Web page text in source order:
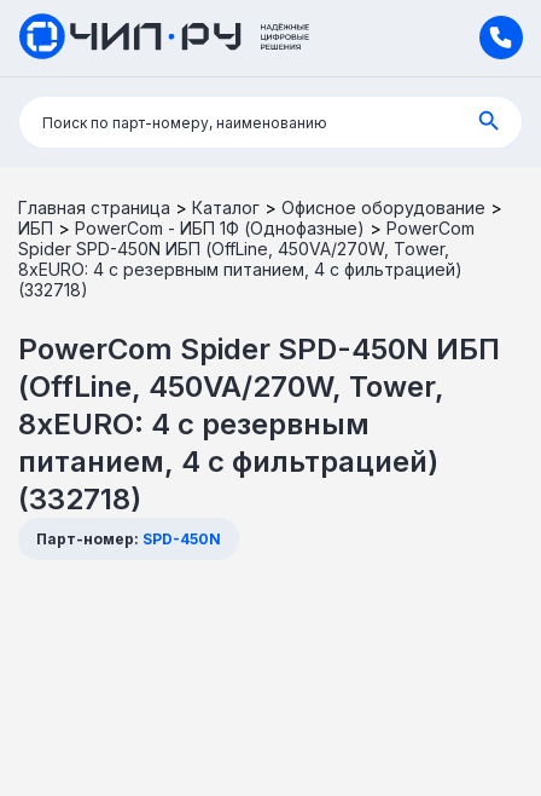
Поиск:
Поиск по парт-номеру, наименованию
Главная страница > Каталог > Офисное оборудование >
ИБП > PowerCom - ИБП 1Ф (Однофазные) > PowerCom
Spider SPD-450N ИБП (OffLine, 450VA/270W, Tower,
8xEURO: 4 с резервным питанием, 4 с фильтрацией)
(332718)
PowerCom Spider SPD-450N ИБП
(OffLine, 450VA/270W, Tower,
8xEURO: 4 с резервным
питанием, 4 с фильтрацией)
(332718)
Парт-номер: SPD-450N